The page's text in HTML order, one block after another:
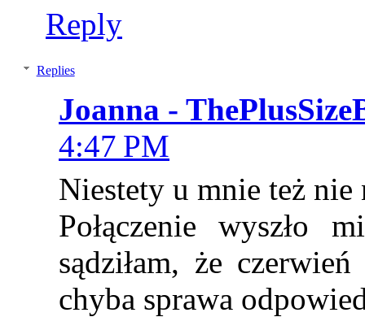
Reply
Replies
Joanna -
4:47 PM
Niestety u mnie też nie
Połączenie wyszło
sądziłam, że
chyba sprawa